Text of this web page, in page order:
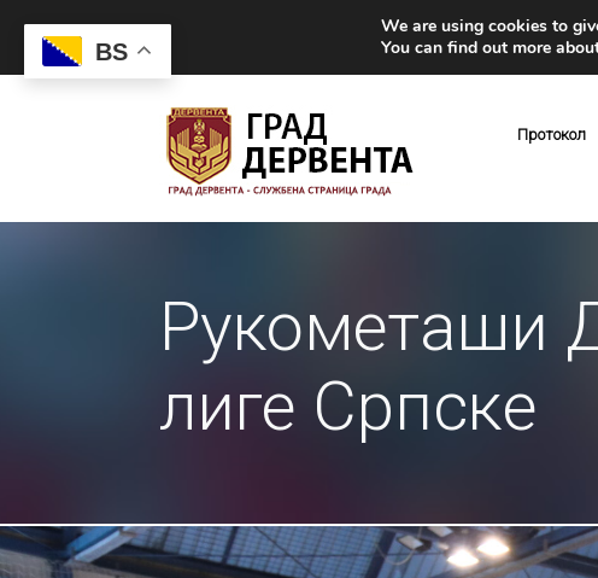
Протокол
Рукометаши
лиге Српске
BS
We are using cookies to
You can find out more